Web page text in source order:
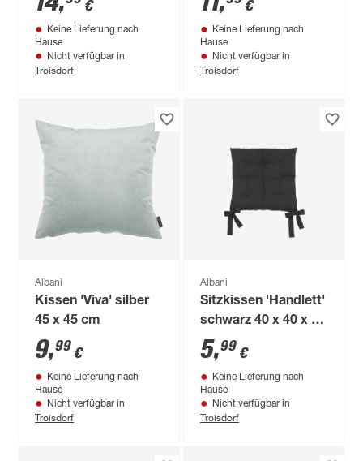
€
Keine Lieferung nach
Hause
Nicht verfügbar in
Troisdorf
€
Keine Lieferung nach
Hause
Nicht verfügbar in
Troisdorf
Albani
Kissen 'Viva' silber
45 x 45 cm
9,99 €
Keine Lieferung nach
Hause
Nicht verfügbar in
Troisdorf
Albani
Sitzkissen 'Handlett'
schwarz 40 x 40 x 3
cm
5,99 €
Keine Lieferung nach
Hause
Nicht verfügbar in
Troisdorf